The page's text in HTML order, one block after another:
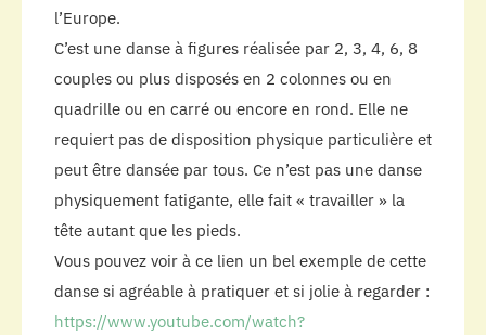
l’Europe.
C’est une danse à figures réalisée par 2, 3, 4, 6, 8
couples ou plus disposés en 2 colonnes ou en
quadrille ou en carré ou encore en rond. Elle ne
requiert pas de disposition physique particulière et
peut être dansée par tous. Ce n’est pas une danse
physiquement fatigante, elle fait « travailler » la
tête autant que les pieds.
Vous pouvez voir à ce lien un bel exemple de cette
danse si agréable à pratiquer et si jolie à regarder :
https://www.youtube.com/watch?